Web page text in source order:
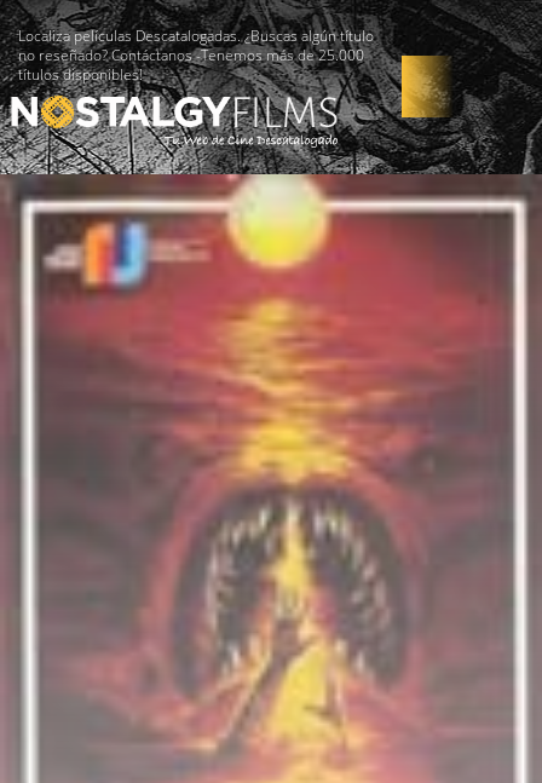
Localiza películas Descatalogadas. ¿Buscas algún título
no reseñado? Contáctanos -Tenemos más de 25.000
títulos disponibles!